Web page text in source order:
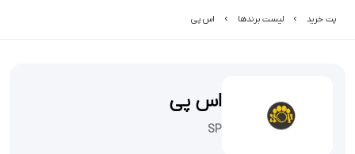
پت خرید لیست برند‌ها اس پی
اس پی
SP